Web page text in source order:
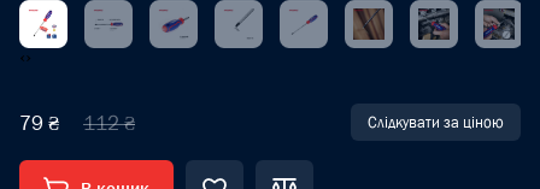
‹›
79 ₴ 112 ₴ Слідкувати за ціною